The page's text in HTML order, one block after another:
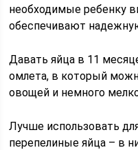
необходимые ребенку
обеспечивают
Давать яйца в 11
омлета, в который
овощей и немного
Лучше использовать
перепелиные яйца – в